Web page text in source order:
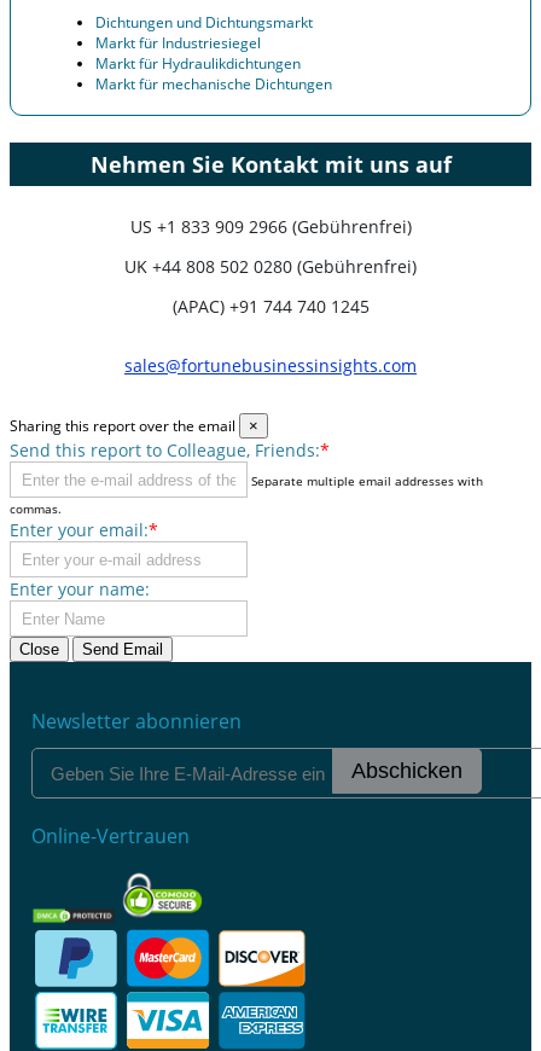
Dichtungen und Dichtungsmarkt
Markt für Industriesiegel
Markt für Hydraulikdichtungen
Markt für mechanische Dichtungen
Nehmen Sie Kontakt mit uns auf
US +1 833 909 2966 (Gebührenfrei)
UK +44 808 502 0280 (Gebührenfrei)
(APAC) +91 744 740 1245
sales@fortunebusinessinsights.com
Sharing this report over the email ×
Send this report to Colleague, Friends:*
Separate multiple email addresses with
commas.
Enter your email:*
Enter your name:
Close Send Email
Newsletter abonnieren
Abschicken
Online-Vertrauen